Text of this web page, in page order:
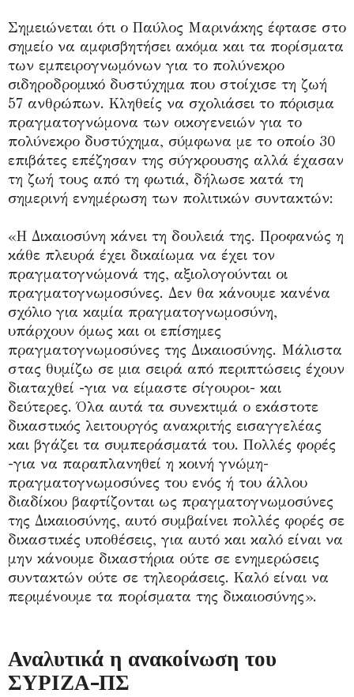
Σημειώνεται ότι ο Παύλος Μαρινάκης έφτασε στο
σημείο να αμφισβητήσει ακόμα και τα πορίσματα
των εμπειρογνωμόνων για το πολύνεκρο
σιδηροδρομικό δυστύχημα που στοίχισε τη ζωή
57 ανθρώπων. Κληθείς να σχολιάσει το πόρισμα
πραγματογνώμονα των οικογενειών για το
πολύνεκρο δυστύχημα, σύμφωνα με το οποίο 30
επιβάτες επέζησαν της σύγκρουσης αλλά έχασαν
τη ζωή τους από τη φωτιά, δήλωσε κατά τη
σημερινή ενημέρωση των πολιτικών συντακτών:
«Η Δικαιοσύνη κάνει τη δουλειά της. Προφανώς η
κάθε πλευρά έχει δικαίωμα να έχει τον
πραγματογνώμονά της, αξιολογούνται οι
πραγματογνωμοσύνες. Δεν θα κάνουμε κανένα
σχόλιο για καμία πραγματογνωμοσύνη,
υπάρχουν όμως και οι επίσημες
πραγματογνωμοσύνες της Δικαιοσύνης. Μάλιστα
στας θυμίζω σε μια σειρά από περιπτώσεις έχουν
διαταχθεί -για να είμαστε σίγουροι- και
δεύτερες. Όλα αυτά τα συνεκτιμά ο εκάστοτε
δικαστικός λειτουργός ανακριτής εισαγγελέας
και βγάζει τα συμπεράσματά του. Πολλές φορές
-για να παραπλανηθεί η κοινή γνώμη-
πραγματογνωμοσύνες του ενός ή του άλλου
διαδίκου βαφτίζονται ως πραγματογνωμοσύνες
της Δικαιοσύνης, αυτό συμβαίνει πολλές φορές σε
δικαστικές υποθέσεις, για αυτό και καλό είναι να
μην κάνουμε δικαστήρια ούτε σε ενημερώσεις
συντακτών ούτε σε τηλεοράσεις. Καλό είναι να
περιμένουμε τα πορίσματα της δικαιοσύνης».
Αναλυτικά η ανακοίνωση του
ΣΥΡΙΖΑ-ΠΣ